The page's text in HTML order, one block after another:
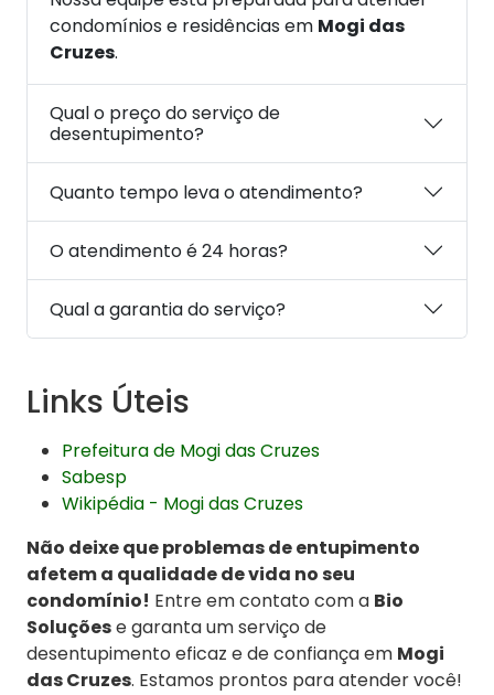
condomínios e residências em Mogi das
Cruzes.
Qual o preço do serviço de
desentupimento?
Quanto tempo leva o atendimento?
O atendimento é 24 horas?
Qual a garantia do serviço?
Links Úteis
Prefeitura de Mogi das Cruzes
Sabesp
Wikipédia - Mogi das Cruzes
Não deixe que problemas de entupimento
afetem a qualidade de vida no seu
condomínio! Entre em contato com a Bio
Soluçõese garanta um serviço de
desentupimento eficaz e de confiança em Mogi
das Cruzes. Estamos prontos para atender você!